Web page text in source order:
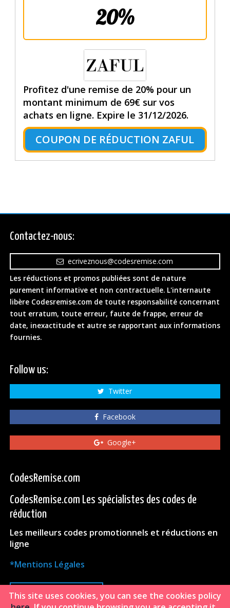
20%
Profitez d'une remise de 20% pour un
montant minimum de 69€ sur vos
achats en ligne. Expire le 31/12/2026.
COUPON DE RÉDUCTION ZAFUL
Contactez-nous:
ecriveznous@codesremise.com
Les réductions et promos publiées sont de nature
purement informative et non contractuelle. L'internaute
libère Codesremise.com de toute responsabilité concernant
tout erratum, toute erreur, faute de frappe, erreur de
date, inexactitude et autre se rapportant aux informations
fournies.
Follow us:
Twitter
Facebook
Google+
CodesRemise.com
CodesRemise.com Les spécialistes des codes de
réduction
Les meilleurs codes promotionnels et réductions en
ligne
*Mentions Légales
HAUT DE PAGE
This site uses cookies, you can see the cookies policy